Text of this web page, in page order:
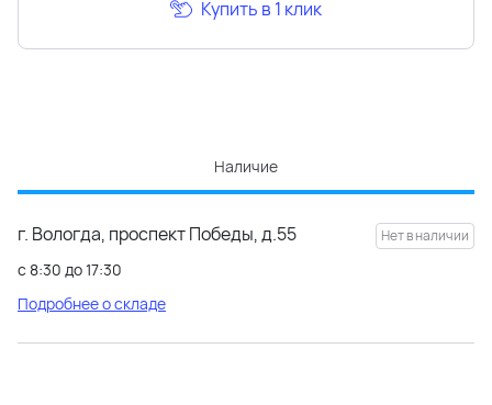
Купить в 1 клик
Наличие
г. Вологда, проспект Победы, д.55
с 8:30 до 17:30
Подробнее о складе